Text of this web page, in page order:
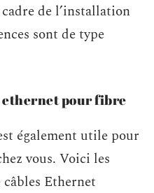
de l’installation
sont de type
ethernet pour fibre
également utile pour
vous. Voici les
Ethernet